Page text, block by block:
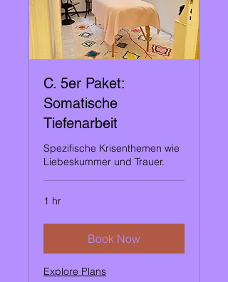
C. 5er Paket:
Somatische
Tiefenarbeit
Spezifische Krisenthemen wie
Liebeskummer und Trauer.
1 hr
Book Now
Explore Plans